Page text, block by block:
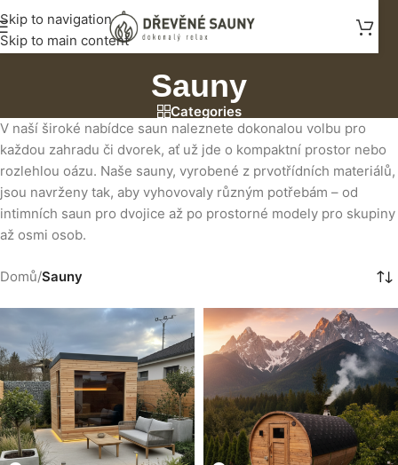
Skip to navigation
Skip to main content
Sauny
Categories
V naší široké nabídce saun naleznete dokonalou volbu pro
každou zahradu či dvorek, ať už jde o kompaktní prostor nebo
rozlehlou oázu. Naše sauny, vyrobené z prvotřídních materiálů,
jsou navrženy tak, aby vyhovovaly různým potřebám – od
intimních saun pro dvojice až po prostorné modely pro skupiny
až osmi osob.
Domů/Sauny